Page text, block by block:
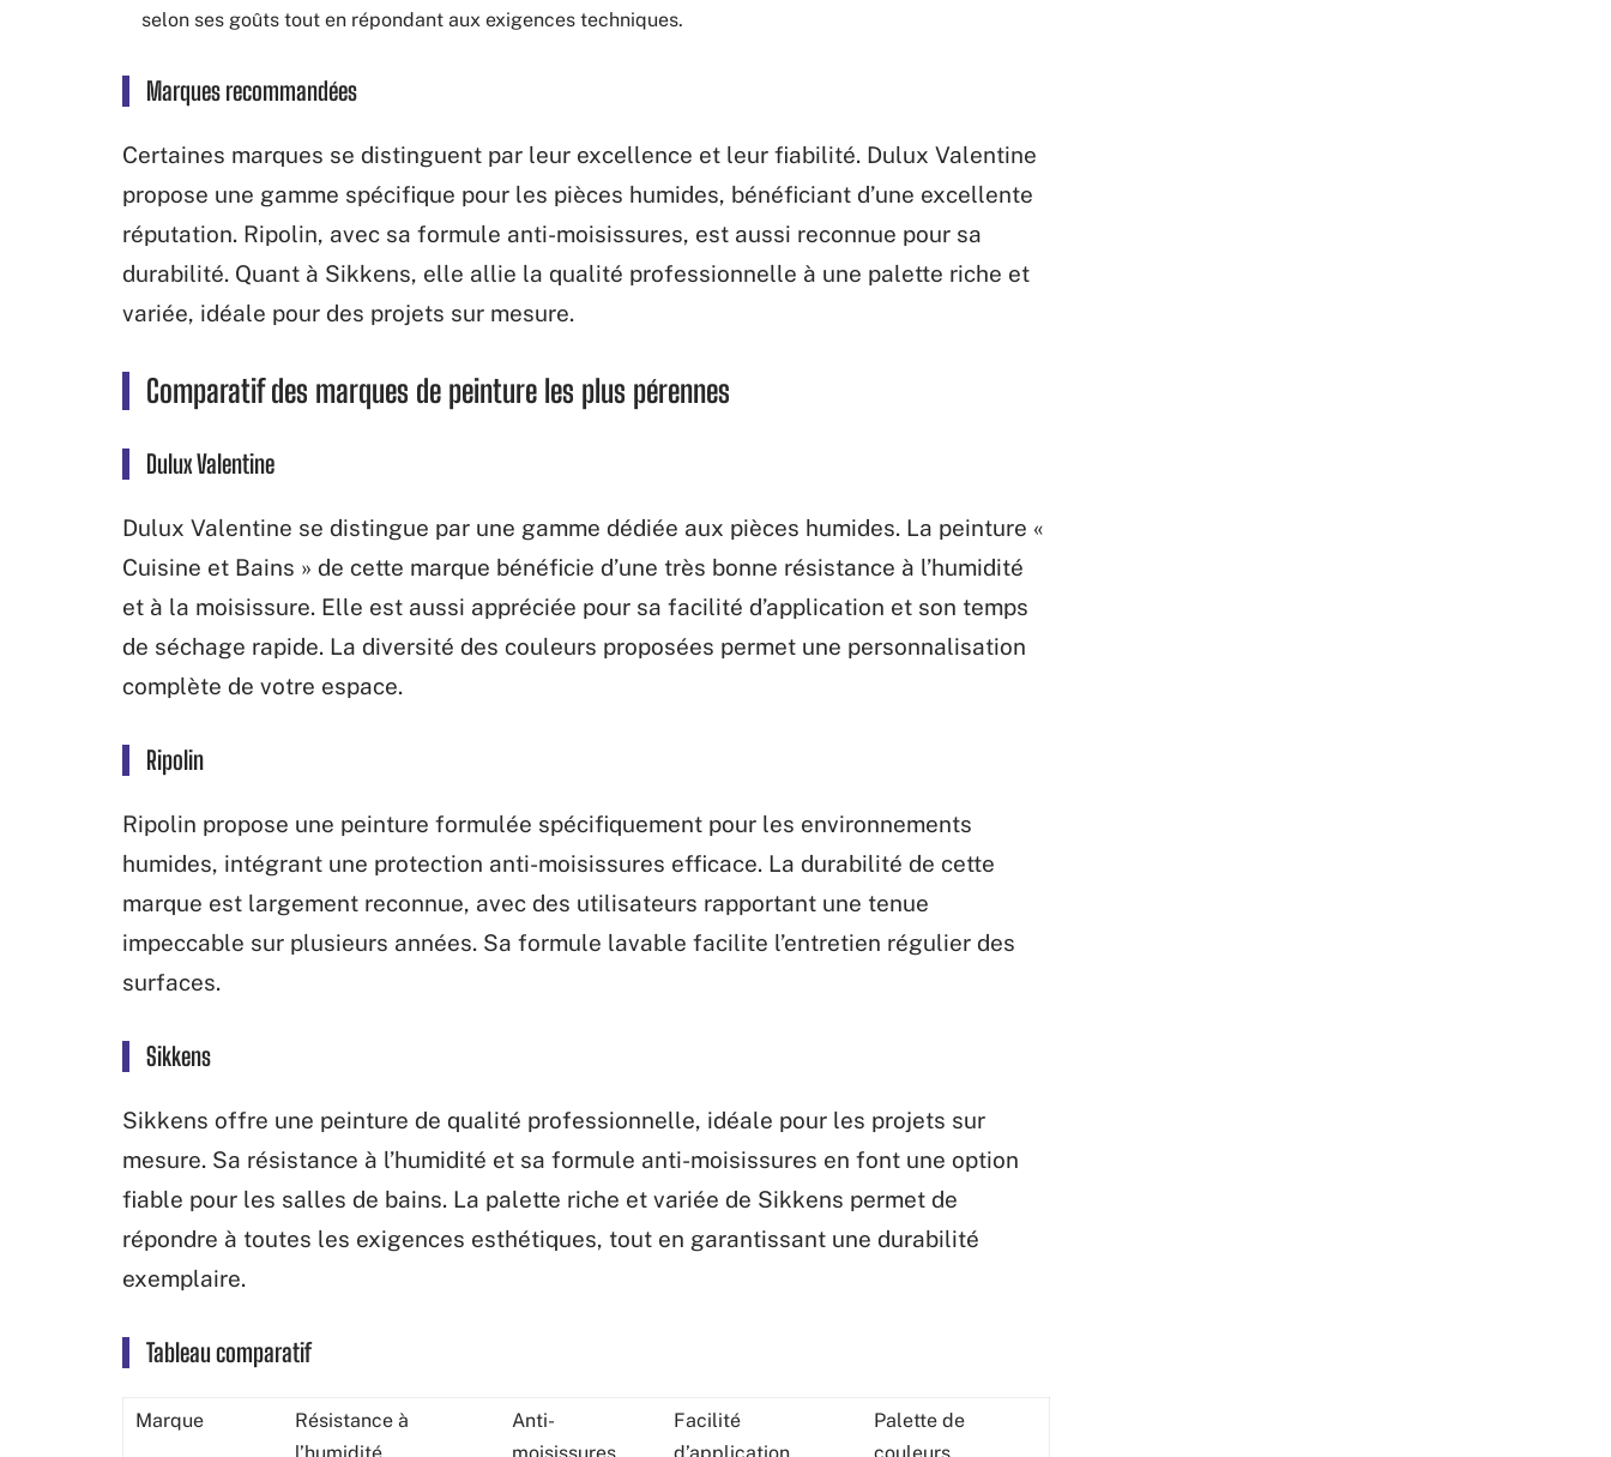
selon ses goûts tout en répondant aux exigences techniques.
Marques recommandées
Certaines marques se distinguent par leur excellence et leur fiabilité. Dulux Valentine
propose une gamme spécifique pour les pièces humides, bénéficiant d’une excellente
réputation. Ripolin, avec sa formule anti-moisissures, est aussi reconnue pour sa
durabilité. Quant à Sikkens, elle allie la qualité professionnelle à une palette riche et
variée, idéale pour des projets sur mesure.
Comparatif des marques de peinture les plus pérennes
Dulux Valentine
Dulux Valentine se distingue par une gamme dédiée aux pièces humides. La peinture «
Cuisine et Bains » de cette marque bénéficie d’une très bonne résistance à l’humidité
et à la moisissure. Elle est aussi appréciée pour sa facilité d’application et son temps
de séchage rapide. La diversité des couleurs proposées permet une personnalisation
complète de votre espace.
Ripolin
Ripolin propose une peinture formulée spécifiquement pour les environnements
humides, intégrant une protection anti-moisissures efficace. La durabilité de cette
marque est largement reconnue, avec des utilisateurs rapportant une tenue
impeccable sur plusieurs années. Sa formule lavable facilite l’entretien régulier des
surfaces.
Sikkens
Sikkens offre une peinture de qualité professionnelle, idéale pour les projets sur
mesure. Sa résistance à l’humidité et sa formule anti-moisissures en font une option
fiable pour les salles de bains. La palette riche et variée de Sikkens permet de
répondre à toutes les exigences esthétiques, tout en garantissant une durabilité
exemplaire.
Tableau comparatif
Marque
Résistance à
Anti-
Facilité
Palette de